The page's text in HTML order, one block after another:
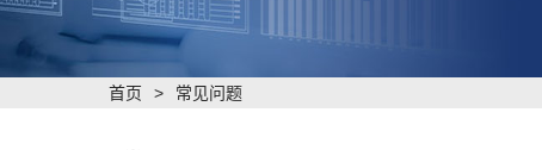
首页 > 常见问题